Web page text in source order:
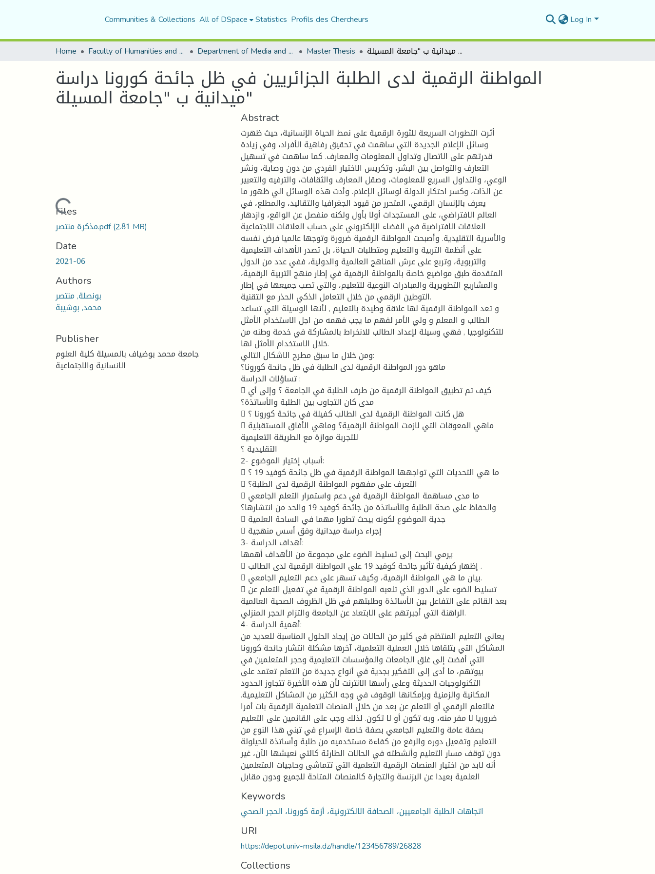
Communities & Collections All of DSpace Statistics Profils des Chercheurs Log In
Home Faculty of Humanities and Social Sciences Department of Media and Communication Studies Master Thesis المواطنة الرقمية لدى الطلبة الجزائريين في ظل جائحة كورونا دراسة ميدانية ب "جامعة المسيلة"
المواطنة الرقمية لدى الطلبة الجزائريين في ظل جائحة كورونا دراسة
ميدانية ب "جامعة المسيلة"
Loading...
Files
مذكرة منتصر.pdf(2.81 MB)
Date
2021-06
Authors
بونصلة, منتصر
محمد, بوشيبة
Publisher
جامعة محمد بوضياف بالمسيلة كلية العلوم
الانسانية والاجتماعية
Abstract
أثرت التطورات السريعة للثورة الرقمية على نمط الحياة الإنسانية، حيث ظهرت
وسائل الإعلام الجديدة التي ساهمت في تحقيق رفاهية الأفراد، وفي زيادة
قدرتهم على الاتصال وتداول المعلومات والمعارف. كما ساهمت في تسهيل
التعارف والتواصل بين البشر، وتكريس الاختيار الفردي من دون وصاية، ونشر
الوعي، والتداول السريع للمعلومات، وصقل المعارف والثقافات، والترفيه والتعبير
عن الذات، وكسر احتكار الدولة لوسائل الإعلام. وأدت هذه الوسائل الي ظهور ما
يعرف بالإنسان الرقمي، المتحرر من قيود الجغرافيا والتقاليد، والمطلع، في
العالم الافتراضي، على المستجدات أولا بأول ولكنه منفصل عن الواقع، وازدهار
العلاقات الافتراضية في الفضاء الإلكتروني على حساب العلاقات الاجتماعية
والأسرية التقليدية. وأصبحت المواطنة الرقمية ضرورة وتوجها عالميا فرض نفسه
على أنظمة التربية والتعليم ومتطلبات الحياة، بل تصدر الأهداف التعليمية
والتربوية، وتربع على عرش المناهج العالمية والدولية، ففي عدد من الدول
المتقدمة طبق مواضيع خاصة بالمواطنة الرقمية في إطار منهج التربية الرقمية،
والمشاريع التطويرية والمبادرات النوعية للتعليم، والتي تصب جميعها في إطار
التوطين الرقمي من خلال التعامل الذكي الحذر مع التقنية.
و تعد المواطنة الرقمية لها علاقة وطيدة بالتعليم , لأنها الوسيلة التي تساعد
الطالب و المعلم و ولي الأمر لفهم ما يجب فهمه من اجل الاستخدام الأمثل
للتكنولوجيا , فهي وسيلة لإعداد الطالب للانخراط بالمشاركة في خدمة وطنه من
خلال الاستخدام الأمثل لها.
ومن خلال ما سبق مطرح الاشكال التالي:
ماهو دور المواطنة الرقمية لدى الطلبة في ظل جائحة كورونا؟
تساؤلات الدراسة :
 كيف تم تطبيق المواطنة الرقمية من طرف الطلبة في الجامعة ؟ وإلى أي
مدى كان التجاوب بين الطلبة والأساتذة؟
 هل كانت المواطنة الرقمية لدى الطالب كفيلة في جائحة كورونا ؟
 ماهي المعوقات التي لازمت المواطنة الرقمية؟ وماهي الأفاق المستقبلية
للتجربة موازة مع الطريقة التعليمية
التقليدية ؟
2- أسباب إختيار الموضوع:
 ما هي التحديات التي تواجهها المواطنة الرقمية في ظل جائحة كوفيد 19 ؟
 التعرف على مفهوم المواطنة الرقمية لدى الطلبة؟
 ما مدى مساهمة المواطنة الرقمية في دعم واستمرار التعلم الجامعي
والحفاظ على صحة الطلبة والأساتذة من جائحة كوفيد 19 والحد من انتشارها؟
 جدية الموضوع لكونه يبحث تطورا مهما في الساحة العلمية
 إجراء دراسة ميدانية وفق أسس منهجية
3- أهداف الدراسة:
يرمي البحث إلى تسليط الضوء على مجموعة من الأهداف أهمها:
 إظهار کيفية تأثير جائحة كوفيد 19 على المواطنة الرقمية لدى الطالب .
 بیان ما هي المواطنة الرقمية، وكيف تسهر على دعم التعليم الجامعي.
 تسليط الضوء على الدور الذي تلعبه المواطنة الرقمية في تفعيل التعلم عن
بعد القائم على التفاعل بين الأساتذة وطلبتهم في ظل الظروف الصحية العالمية
الراهنة التي أجبرتهم على الابتعاد عن الجامعة والتزام الحجر المنزلي.
4- أهمية الدراسة:
يعاني التعليم المنتظم في كثير من الحالات من إيجاد الحلول المناسبة للعديد من
المشاكل التي يتلقاها خلال العملية التعلمية، آخرها مشكلة انتشار جائحة كورونا
التي أفضت إلى غلق الجامعات والمؤسسات التعليمية وحجر المتعلمين في
بيوتهم، ما أدى إلى التفكير بجدية في أنواع جديدة من التعلم تعتمد على
التكنولوجيات الحديثة وعلى رأسها الانترنت لأن هذه الأخيرة تتجاوز الحدود
المكانية والزمنية وبإمكانها الوقوف في وجه الكثير من المشاكل التعليمية.
فالتعلم الرقمي أو التعلم عن بعد من خلال المنصات التعلمية الرقمية بات أمرا
ضروريا لا مفر منه، وبه تكون أو لا تكون. لذلك وجب على القائمين على التعليم
بصفة عامة والتعليم الجامعي بصفة خاصة الإسراع في تبني هذا النوع من
التعليم وتفعيل دوره والرفع من كفاءة مستخدميه من طلبة وأساتذة للحيلولة
دون توقف مسار التعليم وأنشطته في الحالات الطارئة كالتي نعيشها الآن، غير
أنه لابد من اختيار المنصات الرقمية التعلمية التي تتماشى وحاجيات المتعلمين
العلمية بعيدا عن البزنسة والتجارة كالمنصات المتاحة للجميع ودون مقابل
Keywords
اتجاهات الطلبة الجامعيين، الصحافة الالكترونية، أزمة كورونا، الحجر الصحي
URI
https://depot.univ-msila.dz/handle/123456789/26828
Collections